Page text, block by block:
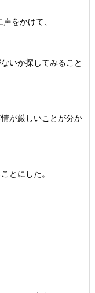
をかけて、
いか探してみること
が厳しいことが分か
とにした。